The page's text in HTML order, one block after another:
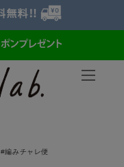
#編みチャレ便